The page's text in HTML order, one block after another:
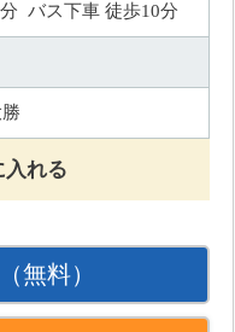
バス下車 徒歩10分
入れる
（無料）